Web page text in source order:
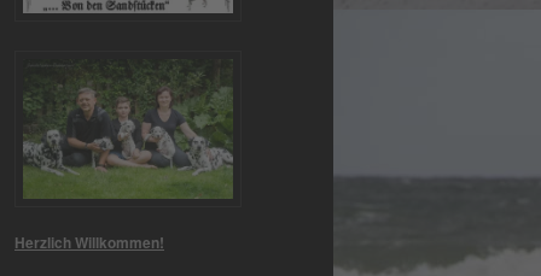
Herzlich Willkommen!